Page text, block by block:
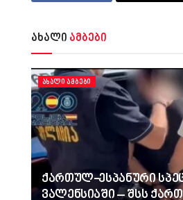
ახალი ამბები
ᲐᲮᲐᲚᲘ ᲐᲛᲑᲔᲑᲘ
ქართულ-ესპანური
ვალენსიაში – შსს